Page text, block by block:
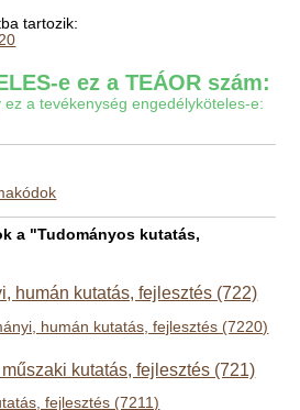
tartozik:
e ez a TEÁOR szám:
ez a tevékenység engedélyköteles-e:
a "Tudományos kutatás,
humán kutatás, fejlesztés (722)
humán kutatás, fejlesztés (7220)
kutatás, fejlesztés (721)
fejlesztés (7211)